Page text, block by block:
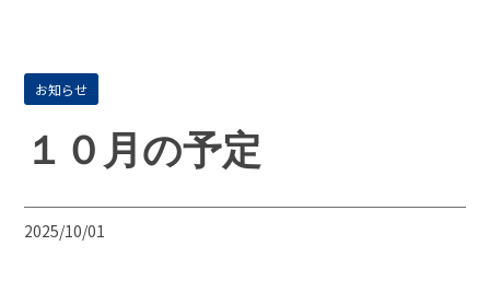
お知らせ
１０月の予定
2025/10/01